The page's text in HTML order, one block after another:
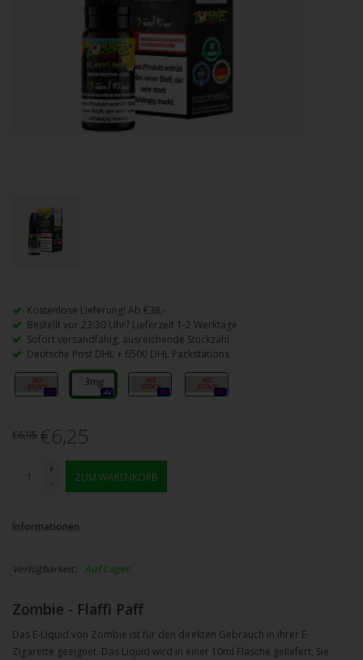
Kostenlose Lieferung! Ab €38,-
Bestellt vor 23:30 Uhr? Lieferzeit 1-2 Werktage
Sofort versandfähig, ausreichende Stückzahl
Deutsche Post DHL + 6500 DHL Packstations
0mg
0x
3mg
4x
6mg
0x
12mg
0x
€6,95 €6,25
+
-
ZUM WARENKORB
Informationen
Verfügbarkeit: Auf Lager
Zombie - Flaffi Paff
Das E-Liquid von Zombie ist für den direkten Gebrauch in Ihrer E-
Zigarette geeignet. Das Liquid wird in einer 10ml Flasche geliefert; Sie